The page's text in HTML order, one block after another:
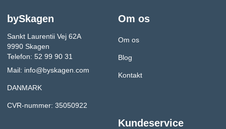
bySkagen
Sankt Laurentii Vej 62A
9990 Skagen
Telefon: 52 99 90 31
Mail: info@byskagen.com
DANMARK
CVR-nummer: 35050922
Om os
Om os
Blog
Kontakt
Kundeservice